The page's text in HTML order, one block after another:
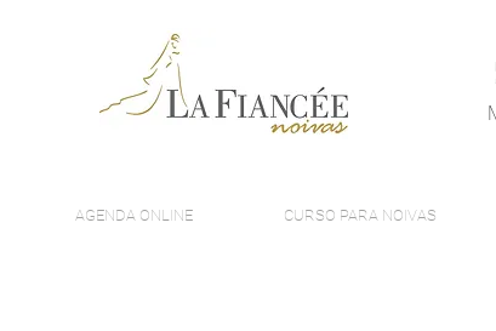
AGENDA ONLINE CURSO PARA NOIVAS